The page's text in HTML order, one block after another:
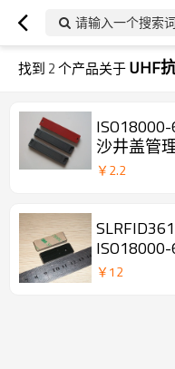
请输入一个搜索词
找到 2个产品关于UHF
沙井盖管
￥2.2
￥12